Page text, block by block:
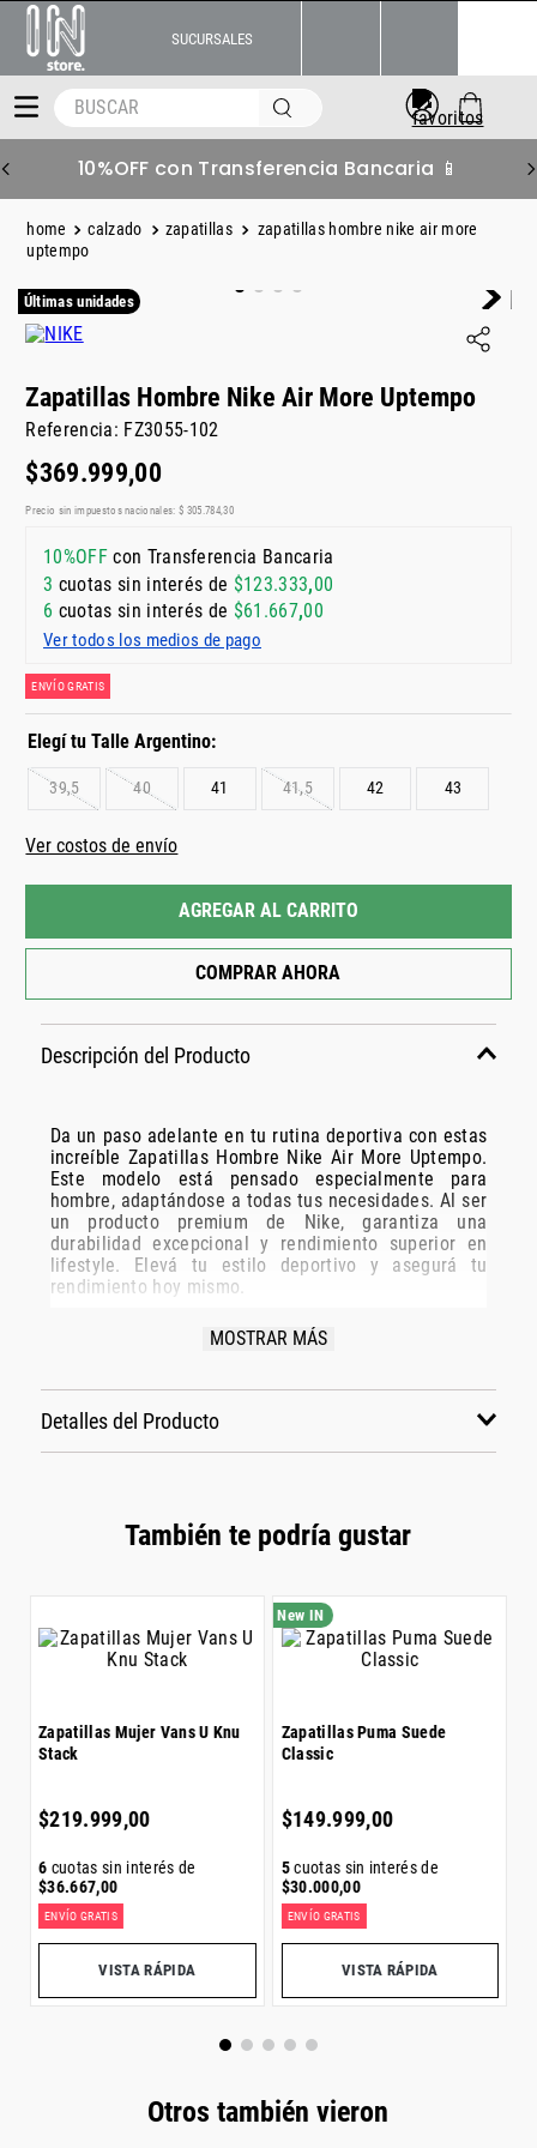
SUCURSALES
BUSCAR
10%OFF con Transferencia Bancaria 📱
calzado zapatillas
zapatillas hombre nike air more
uptempo
Últimas unidades
Zapatillas Hombre Nike Air More Uptempo
Referencia: FZ3055-102
$369.999,00
Precio sin impuestos nacionales: $ 305 784,30
10%OFFcon Transferencia Bancaria
3 cuotas sin interés de $123.333,00
6 cuotas sin interés de $61 .667,00
Ver todos los medios de pago
ENVÍO GRATIS
39,5 40 41 41,5 42 43
Ver costos de envío
AGREGAR AL CARRITO
COMPRAR AHORA
Descripción del Producto
Da un paso adelante en tu rutina deportiva con estas
increíble Zapatillas Hombre Nike Air More Uptempo.
Este modelo está pensado especialmente para
hombre, adaptándose a todas tus necesidades. Al ser
un producto premium de Nike, garantiza una
durabilidad excepcional y rendimiento superior en
lifestyle. Elevá tu estilo deportivo y asegurá tu
rendimiento hoy mismo.
Especificaciones Técnicas:
Disciplina: lifestyle
MOSTRAR MÁS
Detalles del Producto
También te podría gustar
Zapatillas Mujer Vans U Knu
Stack
$219.999,00
6 cuotas sin interés de
$36.667,00
ENVÍO GRATIS
Zapatillas Puma Suede
Classic
$149.999,00
5cuotas sin interés de
$30.000,00
ENVÍO GRATIS
Otros también vieron